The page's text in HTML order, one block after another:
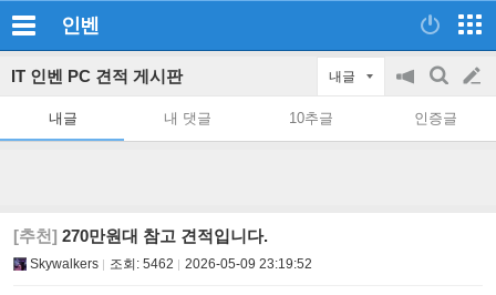
인벤
IT 인벤 PC 견적 게시판 내글
공
on/off
검
색
글
쓰
내글 내 댓글 10추글 인증글
[추천] 270만원대 참고 견적입니다.
Skywalkers 조회: 5462 2026-05-09 23:19:52